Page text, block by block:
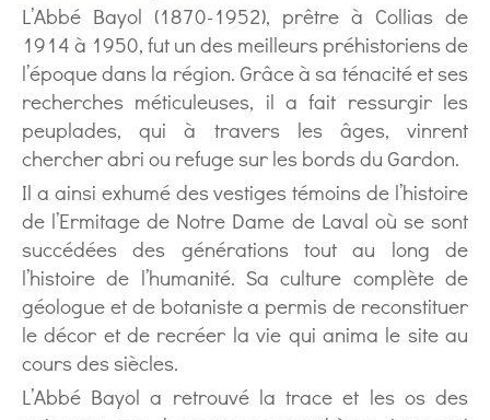
L’Abbé Bayol (1870-1952), prêtre à Collias de
1914 à 1950, fut un des meilleurs préhistoriens de
l’époque dans la région. Grâce à sa ténacité et ses
recherches méticuleuses, il a fait ressurgir les
peuplades, qui à travers les âges, vinrent
chercher abri ou refuge sur les bords du Gardon.
Il a ainsi exhumé des vestiges témoins de l’histoire
de l’Ermitage de Notre Dame de Laval où se sont
succédées des générations tout au long de
l’histoire de l’humanité. Sa culture complète de
géologue et de botaniste a permis de reconstituer
le décor et de recréer la vie qui anima le site au
cours des siècles.
L’Abbé Bayol a retrouvé la trace et les os des